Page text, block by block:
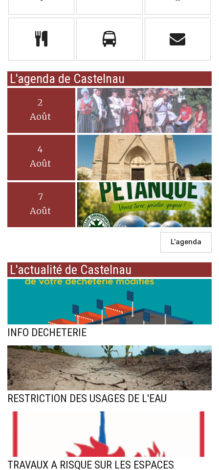
L'agenda de Castelnau
2
Août
4
Août
7
Août
L'agenda
L'actualité de Castelnau
INFO DECHETERIE
RESTRICTION DES USAGES DE L'EAU
TRAVAUX A RISQUE SUR LES ESPACES